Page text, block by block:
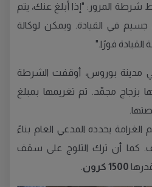
شرطة المرور: "إذا أبلغ عنك، يتم
جسيم في القيادة. ويمكن لوكالة
فورًا."
مدينة بوروس، أوقفت الشرطة
بزجاج مجمّد. تم تغريمها بمبلغ
الغرامة يحدده المدعي العام بناءً
كما أن ترك الثلوج على سقف
1500 كرون